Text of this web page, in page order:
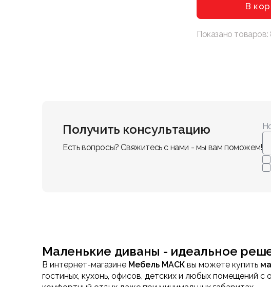
В
Показано товаров:
Получить консультацию
Есть вопросы? Свяжитесь с нами - мы вам поможем!
Маленькие диваны - идеальное
В интернет-магазине Мебель МАСК вы можете купить
гостиных, кухонь, офисов, детских и любых помещений